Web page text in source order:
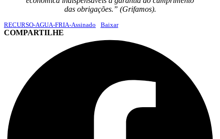
das obrigações.” (Grifamos).
RECURSO-AGUA-FRIA-Assinado Baixar
COMPARTILHE